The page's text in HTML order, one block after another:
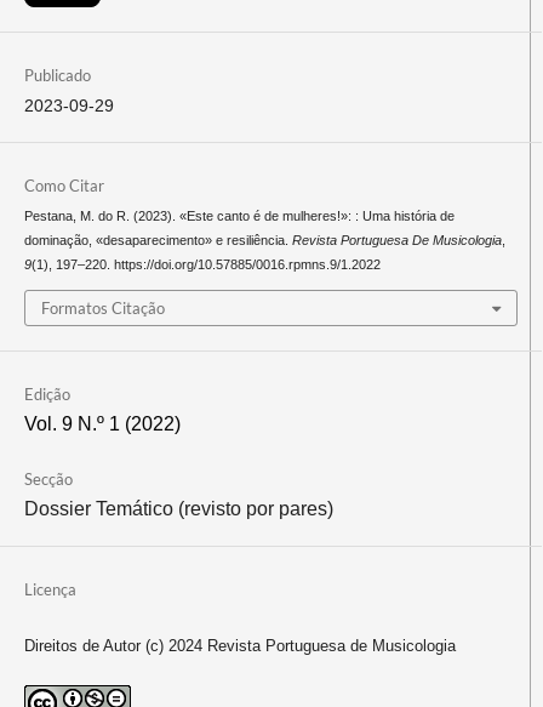
Publicado
2023-09-29
Como Citar
Pestana, M. do R. (2023). «Este canto é de mulheres!»: : Uma história de
dominação, «desaparecimento» e resiliência. Revista Portuguesa De Musicologia,
9(1), 197–220. https://doi.org/10.57885/0016.rpmns.9/1.2022
Formatos Citação
Edição
Vol. 9 N.º 1 (2022)
Secção
Dossier Temático (revisto por pares)
Licença
Direitos de Autor (c) 2024 Revista Portuguesa de Musicologia